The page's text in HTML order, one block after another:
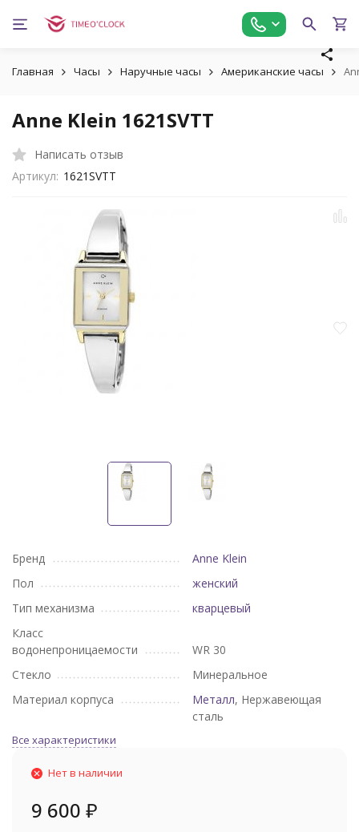
Главная Часы Наручные часы Американские часы
Anne Klein 1621SVTT
Написать отзыв
Артикул: 1621SVTT
Бренд
Anne Klein
Пол
женский
Тип механизма
кварцевый
Класс
водонепроницаемости
WR 30
Стекло
Минеральное
Материал корпуса
Металл, Нержавеющая
сталь
Все характеристики
Нет в наличии
9 600 ₽